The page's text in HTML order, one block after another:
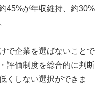
45%が年収維持、約30%
で企業を選ばないことで
評価制度を総合的に判断
くしない選択ができま